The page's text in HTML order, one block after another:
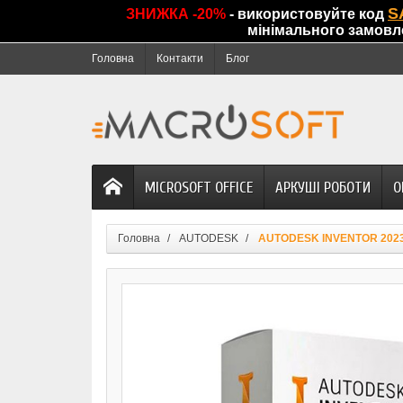
ЗНИЖКА -20% - використовуйте код
мінімального
Головна Контакти Блог
MICROSOFT OFFICE АРКУШІ РОБОТИ
Головна AUTODESK AUTODESK INVENTOR